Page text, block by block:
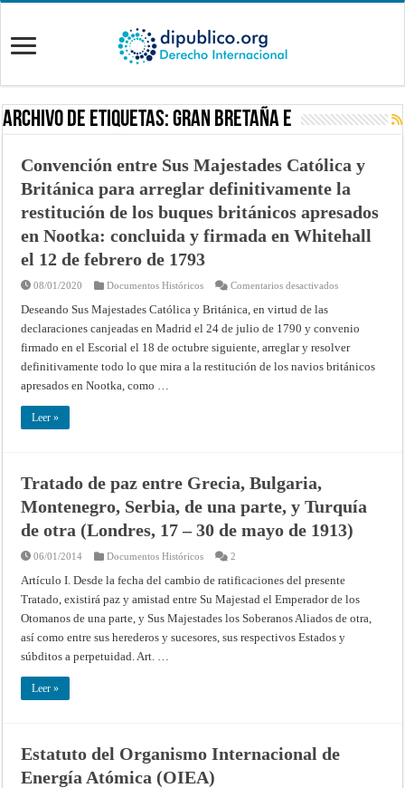
Archivo de Etiquetas:Gran Bretaña e
Convención entre Sus Majestades Católica y
Británica para arreglar definitivamente la
restitución de los buques británicos apresados
en Nootka: concluida y firmada en Whitehall
el 12 de febrero de 1793
08/01/2020 Documentos Históricos Comentarios desactivadosen
Majestades
y
Británica
para
concluida
y
firmada
en
de
de
Deseando Sus Majestades Católica y Británica, en virtud de las
declaraciones canjeadas en Madrid el 24 de julio de 1790 y convenio
firmado en el Escorial el 18 de octubre siguiente, arreglar y resolver
definitivamente todo lo que mira a la restitución de los navios británicos
apresados en Nootka, como …
Leer »
Tratado de paz entre Grecia, Bulgaria,
Montenegro, Serbia, de una parte, y Turquía
de otra (Londres, 17 – 30 de mayo de 1913)
06/01/2014 Documentos Históricos 2
Artículo I. Desde la fecha del cambio de ratificaciones del presente
Tratado, existirá paz y amistad entre Su Majestad el Emperador de los
Otomanos de una parte, y Sus Majestades los Soberanos Aliados de otra,
así como entre sus herederos y sucesores, sus respectivos Estados y
súbditos a perpetuidad. Art. …
Leer »
Estatuto del Organismo Internacional de
Energía Atómica (OIEA)